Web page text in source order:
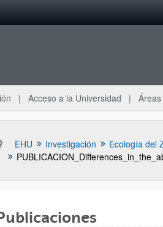
Acceso a la Universidad
EHU Investigación Ecología del